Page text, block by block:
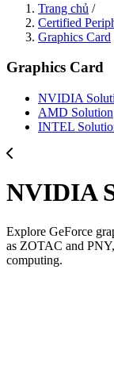
Trang chủ /
Certified
Graphics Card
Graphics Card
NVIDIA
AMD Solution
INTEL
NVIDIA
Explore GeForce
as ZOTAC and
computing.